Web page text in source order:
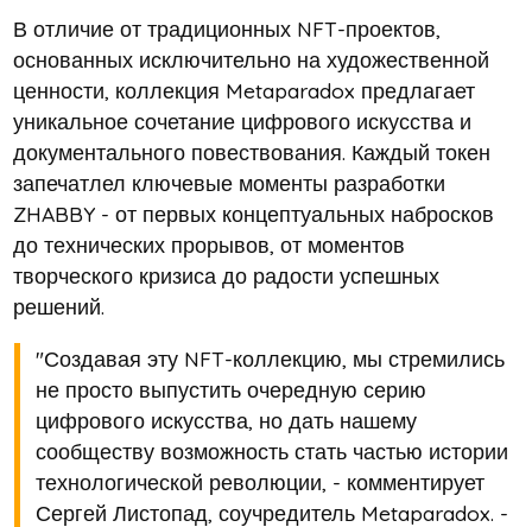
В отличие от традиционных NFT-проектов,
основанных исключительно на художественной
ценности, коллекция Metaparadox предлагает
уникальное сочетание цифрового искусства и
документального повествования. Каждый токен
запечатлел ключевые моменты разработки
ZHABBY - от первых концептуальных набросков
до технических прорывов, от моментов
творческого кризиса до радости успешных
решений.
"Создавая эту NFT-коллекцию, мы стремились
не просто выпустить очередную серию
цифрового искусства, но дать нашему
сообществу возможность стать частью истории
технологической революции, - комментирует
Сергей Листопад, соучредитель Metaparadox. -